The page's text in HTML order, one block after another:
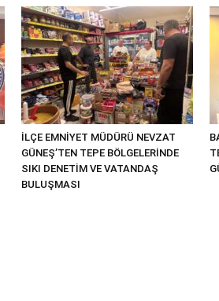
İLÇE EMNİYET MÜDÜRÜ NEVZAT
GÜNEŞ’TEN TEPE BÖLGELERİNDE
SIKI DENETİM VE VATANDAŞ
BULUŞMASI